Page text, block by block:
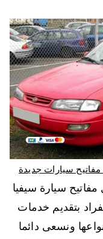
سيارة سيفيا
بتقديم خدمات
ونسعى دائما